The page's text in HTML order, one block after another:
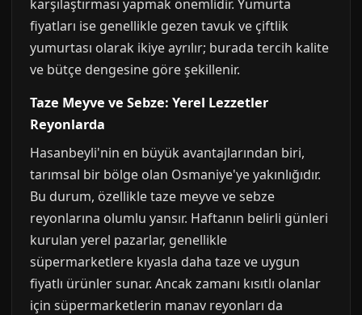
karşılaştırması yapmak önemlidir. Yumurta
fiyatları ise genellikle gezen tavuk ve çiftlik
yumurtası olarak ikiye ayrılır; burada tercih kalite
ve bütçe dengesine göre şekillenir.
Taze Meyve ve Sebze: Yerel Lezzetler
Reyonlarda
Hasanbeyli'nin en büyük avantajlarından biri,
tarımsal bir bölge olan Osmaniye'ye yakınlığıdır.
Bu durum, özellikle taze meyve ve sebze
reyonlarına olumlu yansır. Haftanın belirli günleri
kurulan yerel pazarlar, genellikle
süpermarketlere kıyasla daha taze ve uygun
fiyatlı ürünler sunar. Ancak zamanı kısıtlı olanlar
için süpermarketlerin manav reyonları da